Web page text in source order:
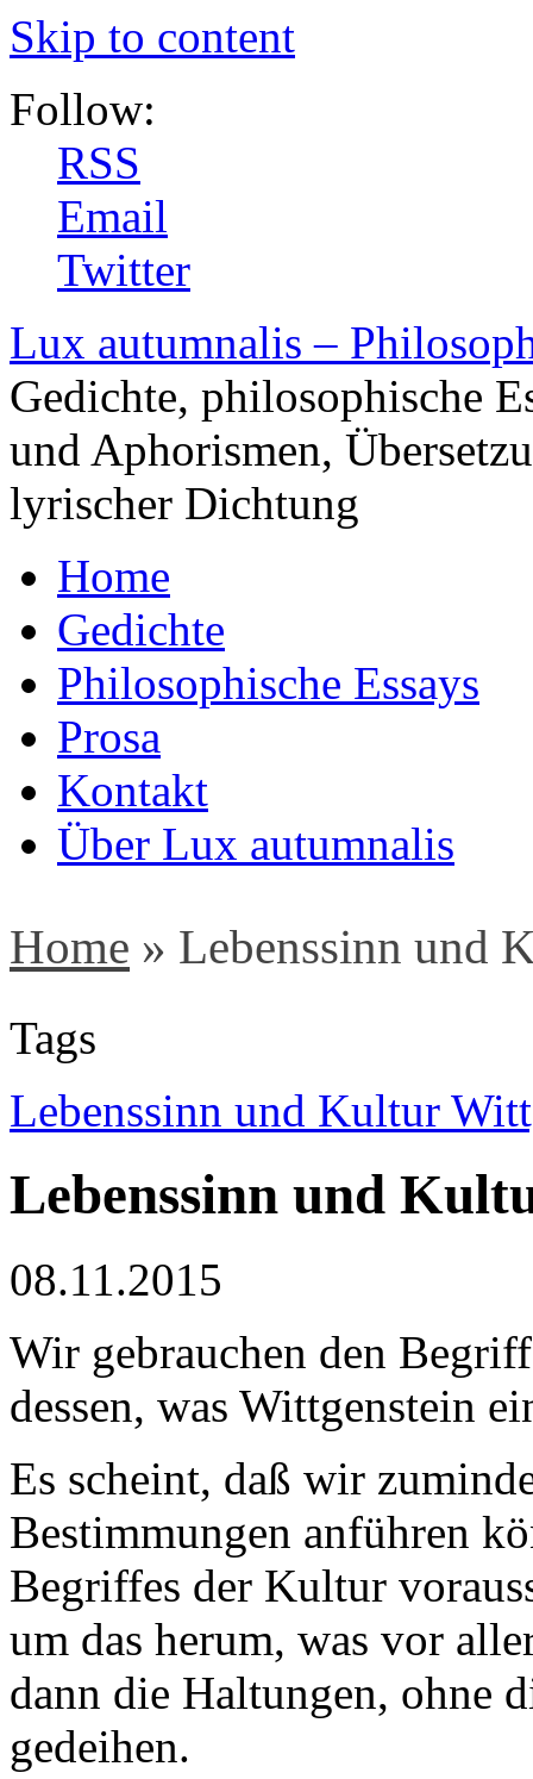
Skip to content
Follow:
RSS
Email
Twitter
Lux autumnalis –
Gedichte, philosophische
und Aphorismen,
lyrischer Dichtung
Home
Gedichte
Philosophische Essays
Prosa
Kontakt
Über Lux autumnalis
Home » Lebenssinn und
Tags
Lebenssinn und Kultur
Lebenssinn und
08.11.2015
Wir gebrauchen den
dessen, was Wittgenstein
Es scheint, daß wir
Bestimmungen anführen
Begriffes der Kultur
um das herum, was vor
dann die Haltungen, ohne
gedeihen.